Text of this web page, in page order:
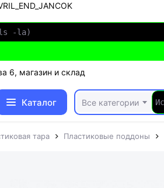
6, магазин и склад
Каталог Все категории
тара Пластиковые поддоны